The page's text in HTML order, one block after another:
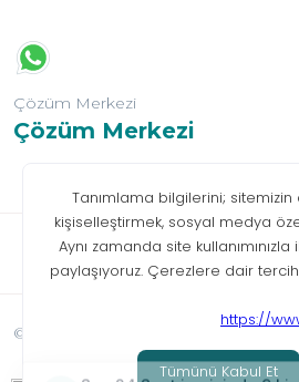
Çözüm Merkezi
Çözüm Merkezi
© Tüm hakları saklıdır. Bellona 2026